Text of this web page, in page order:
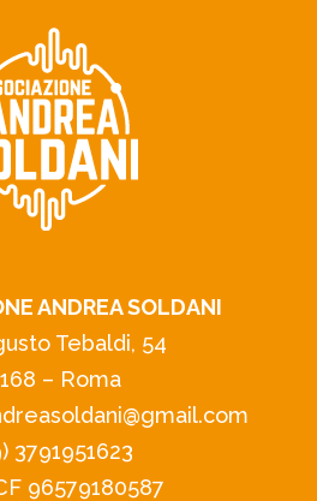
ANDREA SOLDANI
Tebaldi, 54
– Roma
3791951623
96579180587